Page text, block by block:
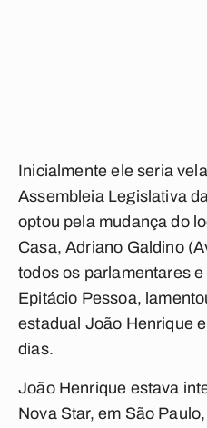
Inicialmente ele seria
Assembleia Legislativa
optou pela mudança do
Casa, Adriano Galdino
todos os parlamentares
Epitácio Pessoa,
estadual João Henrique
dias.
João Henrique estava
Nova Star, em São